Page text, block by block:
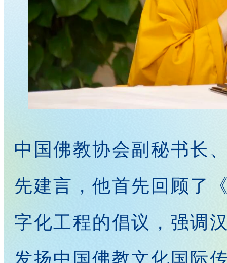
中国佛教协会副秘书长
先建言，他首先回顾了
字化工程的倡议，强调
发扬中国佛教文化国际